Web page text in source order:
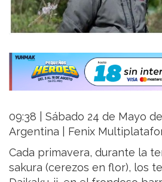
09:38 | Sábado 24 de Mayo
Argentina | Fenix
Cada primavera, durante la
sakura (cerezos en flor), los